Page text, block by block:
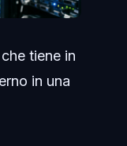
tiene in
in una